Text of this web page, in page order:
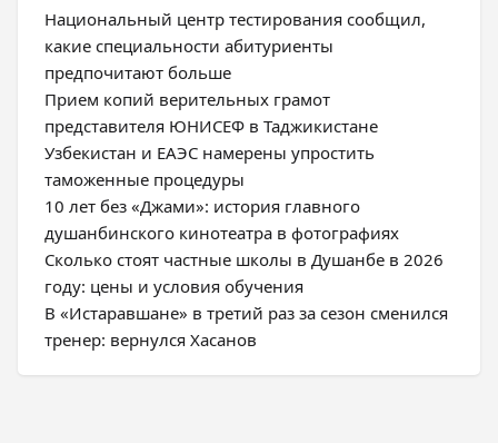
Национальный центр тестирования сообщил,
какие специальности абитуриенты
предпочитают больше
Прием копий верительных грамот
представителя ЮНИСЕФ в Таджикистане
Узбекистан и ЕАЭС намерены упростить
таможенные процедуры
10 лет без «Джами»: история главного
душанбинского кинотеатра в фотографиях
Сколько стоят частные школы в Душанбе в 2026
году: цены и условия обучения
В «Истаравшане» в третий раз за сезон сменился
тренер: вернулся Хасанов